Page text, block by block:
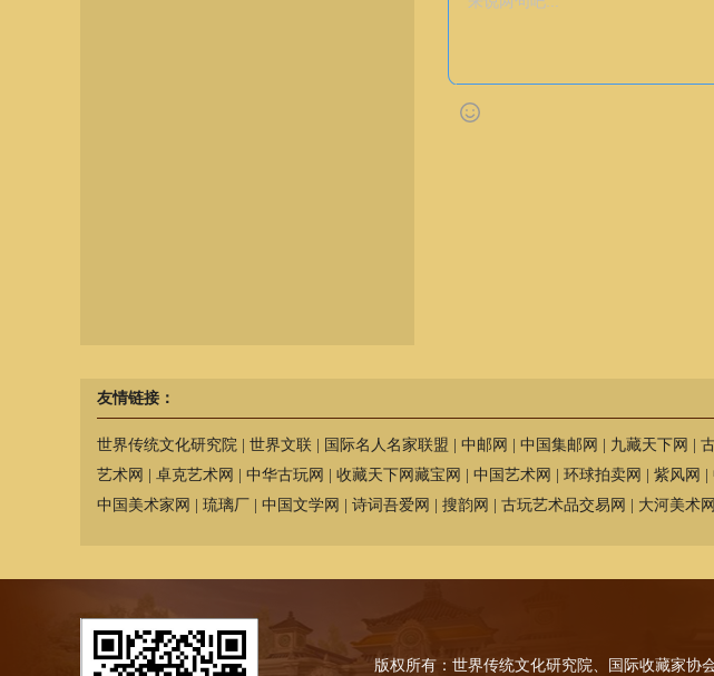
友情链接：
世界传统文化研究院 世界文联 国际名人名家联盟 中邮网 中国集邮网 九藏天下网
艺术网
卓克艺术网 中华古玩网 收藏天下网藏宝网 中国艺术网 环球拍卖网 紫风网
中国美术家网
琉璃厂 中国文学网 诗词吾爱网 搜韵网 古玩艺术品交易网 大河美术网
版权所有：世界传统文化研究院、国际收藏家协